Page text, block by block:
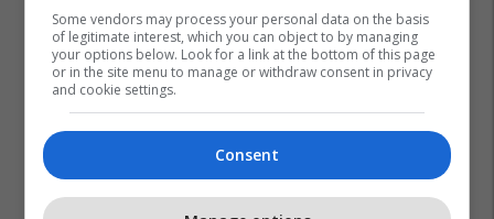
Arthur Atta
Some vendors may process your personal data on the basis
of legitimate interest, which you can object to by managing
your options below. Look for a link at the bottom of this page
or in the site menu to manage or withdraw consent in privacy
and cookie settings.
Consent